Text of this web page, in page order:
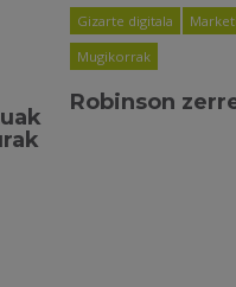
Gizarte digitala
Mugikorrak
Robinson